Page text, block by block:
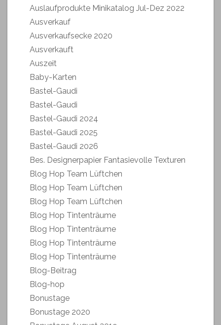
Auslaufprodukte Minikatalog Jul-Dez 2022
Ausverkauf
Ausverkaufsecke 2020
Ausverkauft
Auszeit
Baby-Karten
Bastel-Gaudi
Bastel-Gaudi
Bastel-Gaudi 2024
Bastel-Gaudi 2025
Bastel-Gaudi 2026
Bes. Designerpapier Fantasievolle Texturen
Blog Hop Team Lüftchen
Blog Hop Team Lüftchen
Blog Hop Team Lüftchen
Blog Hop Tintenträume
Blog Hop Tintenträume
Blog Hop Tintenträume
Blog Hop Tintenträume
Blog-Beitrag
Blog-hop
Bonustage
Bonustage 2020